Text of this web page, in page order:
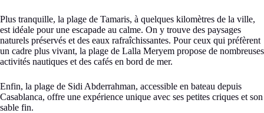
Plus tranquille, la plage de Tamaris, à quelques kilomètres de la ville,
est idéale pour une escapade au calme. On y trouve des paysages
naturels préservés et des eaux rafraîchissantes. Pour ceux qui préfèrent
un cadre plus vivant, la plage de Lalla Meryem propose de nombreuses
activités nautiques et des cafés en bord de mer.
Enfin, la plage de Sidi Abderrahman, accessible en bateau depuis
Casablanca, offre une expérience unique avec ses petites criques et son
sable fin.